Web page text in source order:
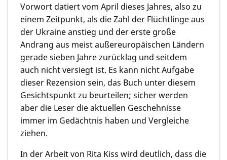
Vorwort datiert vom April dieses Jahres, also zu
einem Zeitpunkt, als die Zahl der Flüchtlinge aus
der Ukraine anstieg und der erste große
Andrang aus meist außereuropäischen Ländern
gerade sieben Jahre zurücklag und seitdem
auch nicht versiegt ist. Es kann nicht Aufgabe
dieser Rezension sein, das Buch unter diesem
Gesichtspunkt zu beurteilen; sicher werden
aber die Leser die aktuellen Geschehnisse
immer im Gedächtnis haben und Vergleiche
ziehen.
In der Arbeit von Rita Kiss wird deutlich, dass die